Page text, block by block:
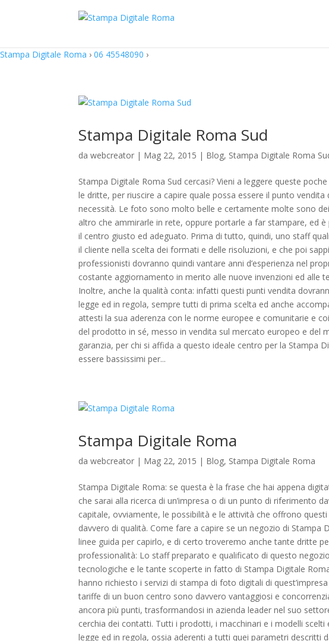
Stampa Digitale Roma › 06 45548090 ›
Stampa Digitale Roma Sud
da webcreator | Mag 22, 2015 | Blog, Stampa Digitale Roma
Stampa Digitale Roma Sud cercasi? Vieni a leggere queste
le dritte, per riuscire a capire quale possa essere il punto
necessità. Le foto sono molto belle e certamente molte sono
altro che ammirarle in rete, oppure portarle a far stampare, ed
il centro giusto ed adeguato. Prima di tutto, quindi, uno staff
il cliente nella scelta dei formati e delle risoluzioni, e che poi
professionisti dovranno quindi vantare anni d’esperienza nel
costante aggiornamento in merito alle nuove invenzioni ed alle
Inoltre, anche la qualità conta: infatti questi punti vendita
legge ed in regola, sempre tutti di prima scelta ed anche
attesti la sua aderenza con le norme europee e comunitarie e
del prodotto in sé, messo in vendita sul mercato europeo e del
garanzia, per chi si affida a questo ideale centro per la Stampa
essere bassissimi per...
Stampa Digitale Roma
da webcreator | Mag 22, 2015 | Blog, Stampa Digitale Roma
Stampa Digitale Roma: se questa è la frase che hai appena
che sarai alla ricerca di un’impresa o di un punto di riferimento
capitale, ovviamente, le possibilità e le attività che offrono
davvero di qualità. Come fare a capire se un negozio di Stampa
linee guida per capirlo, e di certo troveremo anche tante dritte
professionalità: Lo staff preparato e qualificato di questo
tecnologiche e le tante scoperte in fatto di Stampa Digitale
hanno richiesto i servizi di stampa di foto digitali di
tariffe di un buon centro sono davvero vantaggiosi e
ancora più punti, trasformandosi in azienda leader nel suo
cerchia dei contatti. Tutti i prodotti, i macchinari e i modelli
legge ed in regola, ossia aderenti a tutti quei parametri